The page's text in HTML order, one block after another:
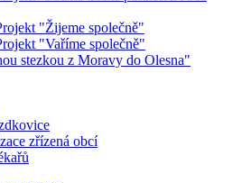
"Žijeme společně"
"Vaříme společně"
stezkou z Moravy do Olesna"
zřízená obcí